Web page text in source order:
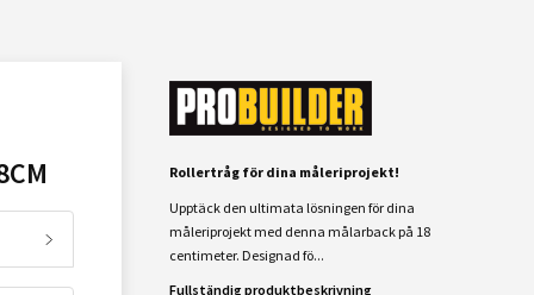
Rollertråg för dina måleriprojekt!
Upptäck den ultimata lösningen för dina
måleriprojekt med denna målarback på 18
centimeter. Designad fö...
Fullständig produktbeskrivning